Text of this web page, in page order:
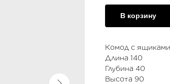
В корзину
Комод с ящиками
Длина 140
Глубина 40
Высота 90